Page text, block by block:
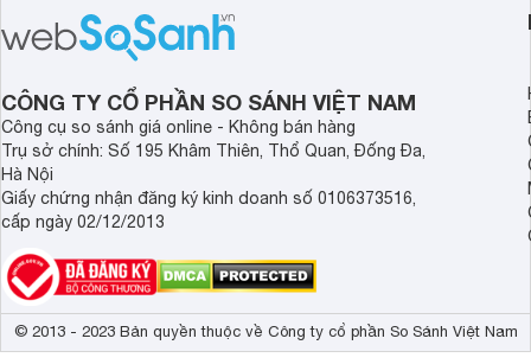
nhắc cho các gia
bán hiện đã giảm
CÔNG TY CỔ PHẦN SO SÁNH VIỆT NAM
Công cụ so sánh giá online - Không bán hàng
Trụ sở chính: Số 195 Khâm Thiên, Thổ Quan, Đống Đa,
Hà Nội
Giấy chứng nhận đăng ký kinh doanh số 0106373516,
cấp ngày 02/12/2013
© 2013 - 2023 Bản quyền thuộc về Công ty cổ phần So Sánh Việt Nam